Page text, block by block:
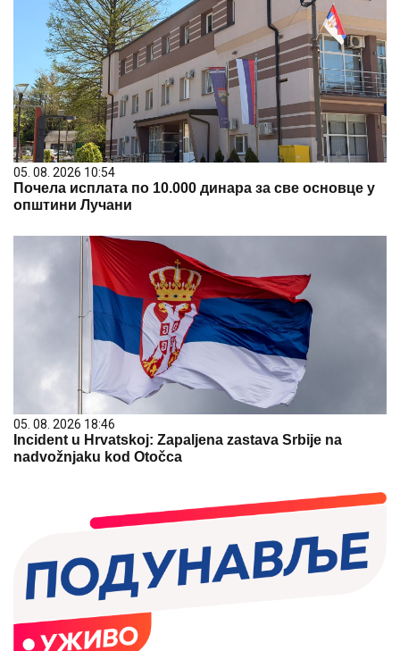
05. 08. 2026 10:54
Почела исплата по 10.000 динара за све основце у
општини Лучани
05. 08. 2026 18:46
Incident u Hrvatskoj: Zapaljena zastava Srbije na
nadvožnjaku kod Otočca